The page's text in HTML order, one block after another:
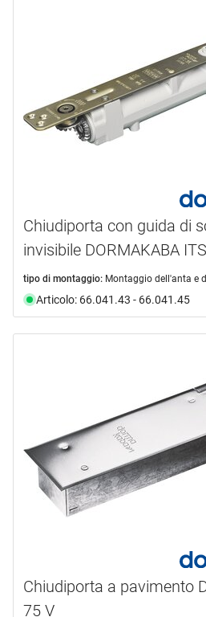
Chiudiporta con guida di
invisibile DORMAKABA
tipo di montaggio: Montaggio dell'anta e
Articolo: 66.041.43 - 66.041.45
Chiudiporta a pavimento
75 V